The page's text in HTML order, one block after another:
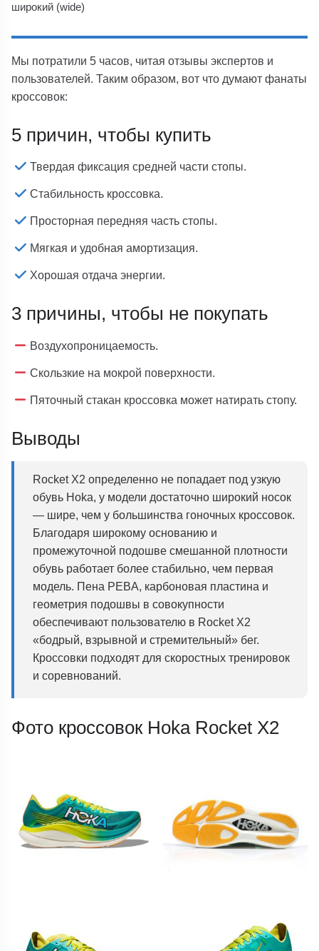
широкий (wide)
Мы потратили 5 часов, читая отзывы экспертов и
пользователей. Таким образом, вот что думают фанаты
кроссовок:
5 причин, чтобы купить
Твердая фиксация средней части стопы.
Стабильность кроссовка.
Просторная передняя часть стопы.
Мягкая и удобная амортизация.
Хорошая отдача энергии.
3 причины, чтобы не покупать
Воздухопроницаемость.
Скользкие на мокрой поверхности.
Пяточный стакан кроссовка может натирать стопу.
Выводы
Rocket X2 определенно не попадает под узкую
обувь Hoka, у модели достаточно широкий носок
— шире, чем у большинства гоночных кроссовок.
Благодаря широкому основанию и
промежуточной подошве смешанной плотности
обувь работает более стабильно, чем первая
модель. Пена PEBA, карбоновая пластина и
геометрия подошвы в совокупности
обеспечивают пользователю в Rocket X2
«бодрый, взрывной и стремительный» бег.
Кроссовки подходят для скоростных тренировок
и соревнований.
Фото кроссовок Hoka Rocket X2